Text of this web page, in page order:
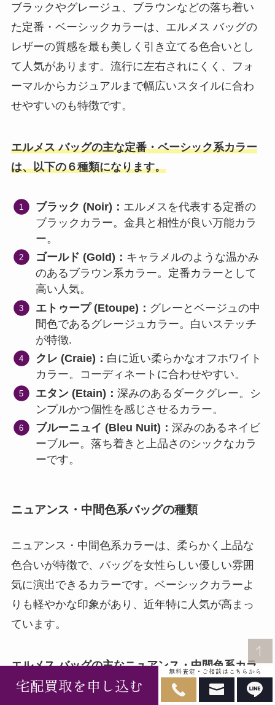
ブラックやグレージュ、ブラウンなどの落ち着い
た定番・ベーシックカラーは、エルメス バッグの
レザーの質感を最も美しく引き立てる色合いとし
て人気があります。流行に左右されにくく、フォ
ーマルからカジュアルまで幅広いスタイルに合わ
せやすいのも特徴です。
エルメス バッグの主な定番・ベーシック系カラー
は、以下の６種類になります。
ブラック (Noir)： エルメスを代表する定番の
ブラックカラー。金具と相性が良い万能カラ
ー。
ゴールド (Gold)： キャラメルのような温かみ
のあるブラウン系カラー。定番カラーとして
高い人気。
エトゥープ (Etoupe)： グレーとベージュの中
間色であるグレージュカラー。白いステッチ
が特徴.
クレ (Craie)： 白に近い柔らかなオフホワイト
カラー。コーディネートに合わせやすい。
エタン (Etain)：深みのあるダークグレー。シ
ンプルかつ個性を感じさせるカラー。
ブルーニュイ (Bleu Nuit)：深みのあるネイビ
ーブルー。落ち着きと上品さのシックなカラ
ーです。
ニュアンス・中間色系バッグの種類
ニュアンス・中間色系カラーは、柔らかく上品な
色合いが特徴で、バッグを女性らしい優しい雰囲
気に演出できるカラーです。ベーシックカラーよ
りも軽やかな印象があり、近年特に人気が高まっ
ています。
エルメス バッグの主なニュアンス・中間色系カラ
ーは、以下の３種類です。
宅配買取を申し込む
無料査定・ご相談はこちらから